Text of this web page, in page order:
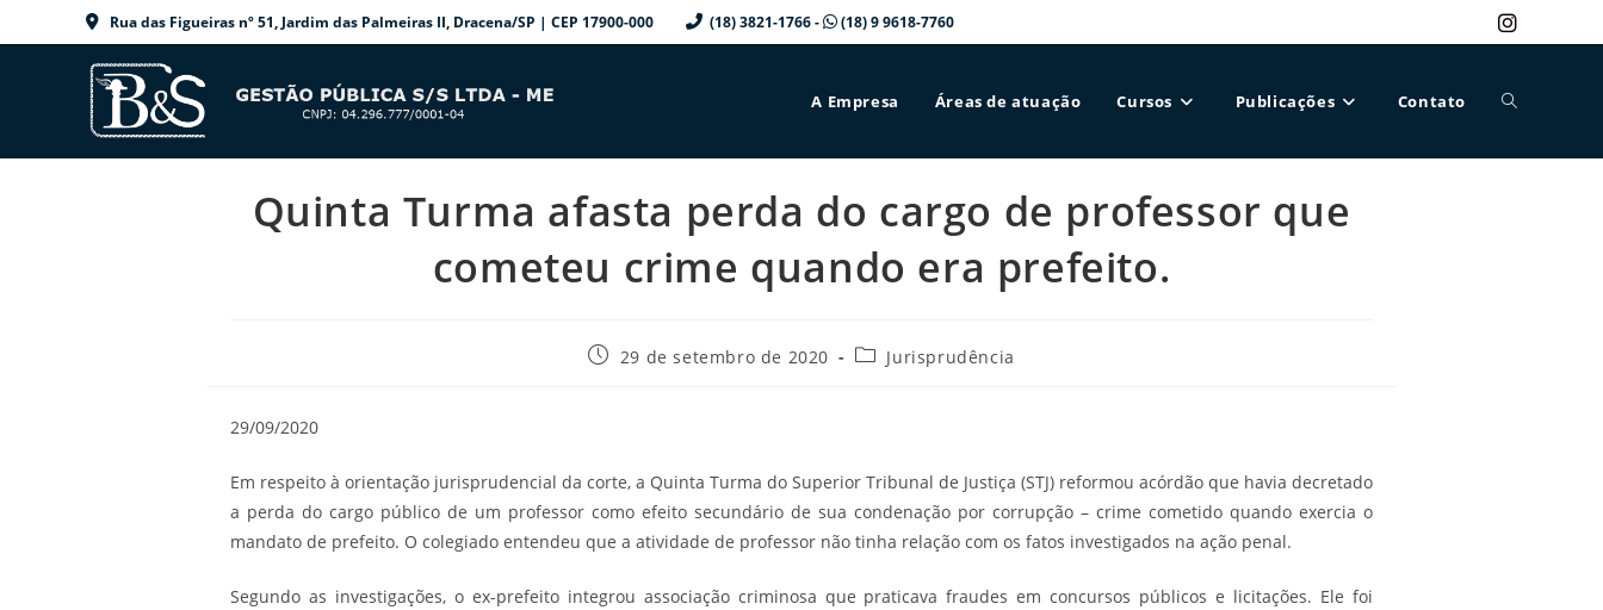
para
Rua das Figueiras nº 51, Jardim das Palmeiras II, Dracena/SP | CEP 17900-000 (18) 3821-1766 - (18) 9 9618-7760
A Empresa Áreas de atuação Cursos Publicações Contato Alternar
Quinta Turma afasta perda do cargo de professor que
cometeu crime quando era prefeito.
Post29 de setembro de 2020
Categoria
Jurisprudência
29/09/2020
Em respeito à orientação jurisprudencial da corte, a Quinta Turma do Superior Tribunal de Justiça (STJ) reformou acórdão que havia decretado
a perda do cargo público de um professor como efeito secundário de sua condenação por corrupção – crime cometido quando exercia o
mandato de prefeito. O colegiado entendeu que a atividade de professor não tinha relação com os fatos investigados na ação penal.
Segundo as investigações, o ex-prefeito integrou associação criminosa que praticava fraudes em concursos públicos e licitações. Ele foi